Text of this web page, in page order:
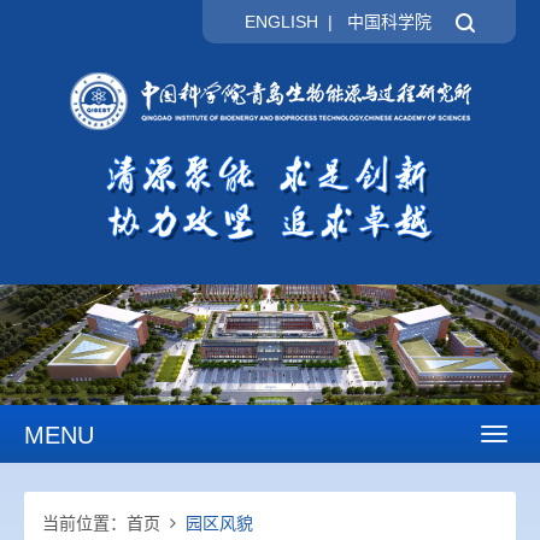
ENGLISH | 中国科学院
MENU
当前位置： 首页 园区风貌